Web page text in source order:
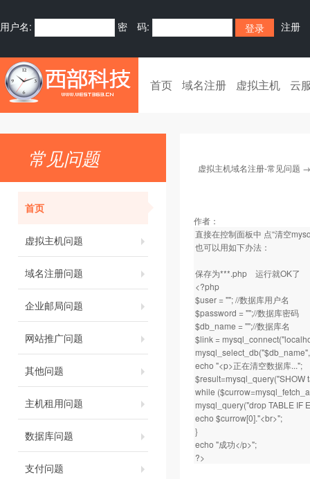
用户名: 密 码: 注册
首页 域名注册 虚拟主机 云
常见问题
首页
虚拟主机问题
域名注册问题
企业邮局问题
网站推广问题
其他问题
主机租用问题
数据库问题
支付问题
虚拟主机域名注册-常见问题
作者：
直接在控制面板中 点“清空
也可以用如下办法：
保存为***.php 运行就OK了
<?php
$user = ""; //数据库用户名
$password = "";//数据库密码
$db_name = "";//数据库名
$link =
echo "<p>正在清空数据库...";
$result=mysql_query("SHOW
while
mysql_query("drop TABLE IF
echo $currow[0]."<br>";
}
echo "成功</p>";
?>